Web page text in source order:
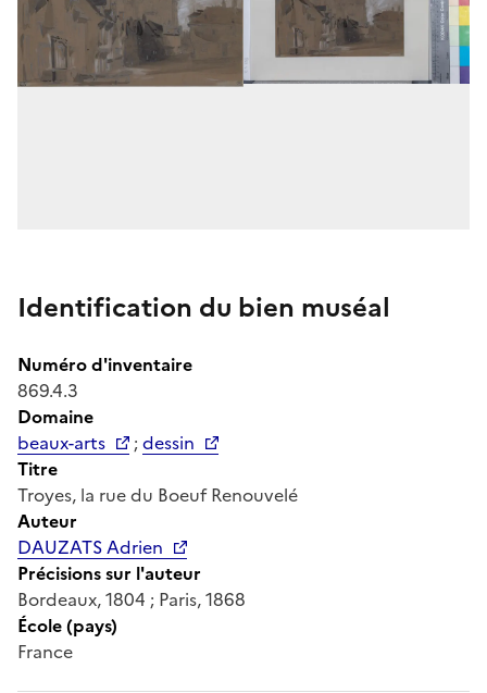
Identification du bien muséal
Numéro d'inventaire
869.4.3
Domaine
beaux-arts
;dessin
Titre
Troyes, la rue du Boeuf Renouvelé
Auteur
DAUZATS Adrien
Précisions sur l'auteur
Bordeaux, 1804 ; Paris, 1868
École (pays)
France